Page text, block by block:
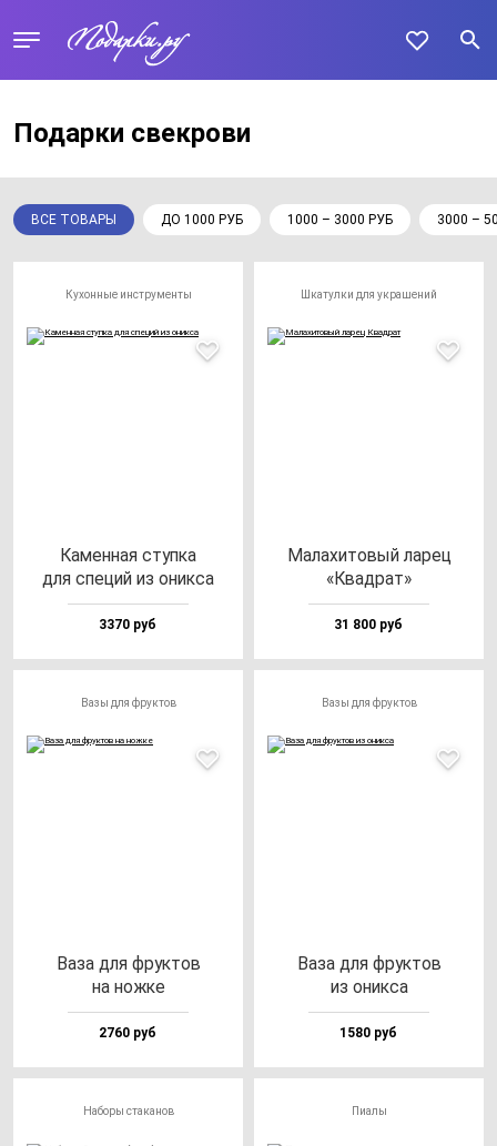
Подарки свекрови
ВСЕ ТОВАРЫ ДО 1000 РУБ 1000 – 3000 РУБ 3000 –
Кухонные инструменты
Камен­ная ступ­ка
для спе­ций из оник­са
3370 руб
Шкатулки для украшений
Мала­хи­то­вый ла­рец
«Квад­рат»
31 800 руб
Вазы для фруктов
Ваза для фрук­тов
на нож­ке
2760 руб
Вазы для фруктов
Ваза для фрук­тов
из оник­са
1580 руб
Наборы стаканов Пиалы